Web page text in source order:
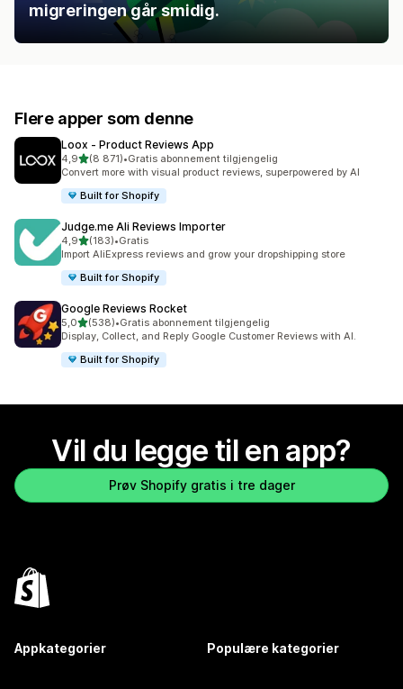
migreringen går smidig.
Flere apper som denne
Loox ‑ Product Reviews App
4,9av 5 stjerner
(8 871)
Totalt 8871 omtaler
•Gratis abonnement tilgjengelig
Convert more with visual product reviews, superpowered by AI
Built for Shopify
Judge.me Ali Reviews Importer
4,9av 5 stjerner
(183)
Totalt 183 omtaler
•Gratis
Import AliExpress reviews and grow your dropshipping store
Built for Shopify
Google Reviews Rocket
5,0av 5 stjerner
(538)
Totalt 538 omtaler
•Gratis abonnement tilgjengelig
Display, Collect, and Reply Google Customer Reviews with AI.
Built for Shopify
Vil du legge til en app?
Prøv Shopify gratis i tre dager
Appkategorier Populære kategorier